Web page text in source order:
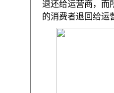
退还给运营商，而
的消费者退回给运